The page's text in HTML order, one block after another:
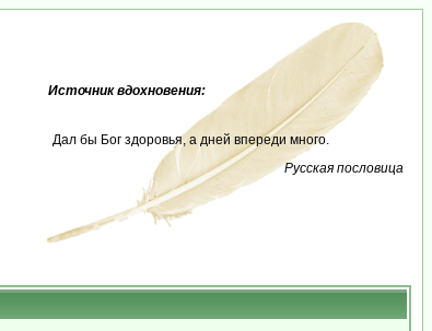
Источник вдохновения:
Дал бы Бог здоровья, а дней впереди много.
Русская пословица